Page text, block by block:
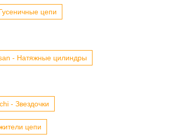
цепи
- Натяжные цилиндры
- Звездочки
цепи